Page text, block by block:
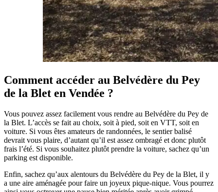
Comment accéder au Belvédère du Pey
de la Blet en Vendée ?
Vous pouvez assez facilement vous rendre au Belvédère du Pey de
la Blet. L’accès se fait au choix, soit à pied, soit en VTT, soit en
voiture. Si vous êtes amateurs de randonnées, le sentier balisé
devrait vous plaire, d’autant qu’il est assez ombragé et donc plutôt
frais l’été. Si vous souhaitez plutôt prendre la voiture, sachez qu’un
parking est disponible.
Enfin, sachez qu’aux alentours du Belvédère du Pey de la Blet, il y
a une aire aménagée pour faire un joyeux pique-nique. Vous pourrez